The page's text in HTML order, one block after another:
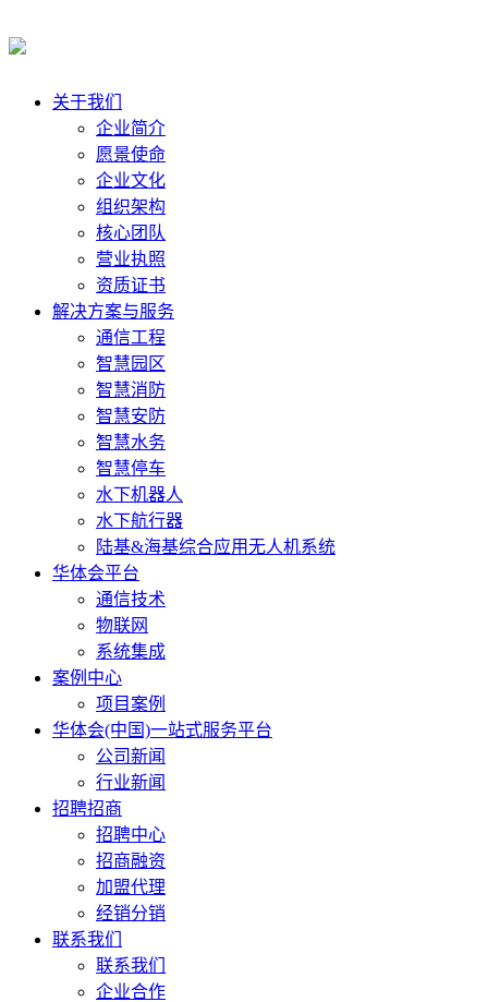
关于我们
企业简介
愿景使命
企业文化
组织架构
核心团队
营业执照
资质证书
解决方案与服务
通信工程
智慧园区
智慧消防
智慧安防
智慧水务
智慧停车
水下机器人
水下航行器
陆基&海基综合应用无人机系统
华体会平台
通信技术
物联网
系统集成
案例中心
项目案例
华体会(中国)一站式服务平台
公司新闻
行业新闻
招聘招商
招聘中心
招商融资
加盟代理
经销分销
联系我们
联系我们
企业合作